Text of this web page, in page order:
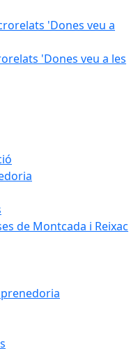
'Dones veu a
'Dones veu a les
de Montcada i Reixac